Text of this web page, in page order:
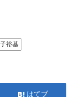
裕基
はてブ